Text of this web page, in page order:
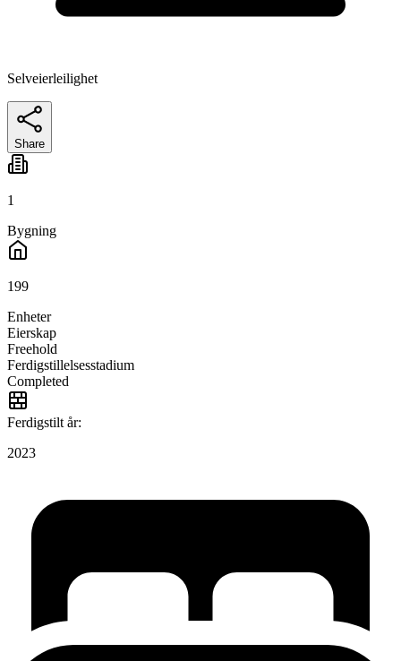
Selveierleilighet
Share
1
Bygning
199
Enheter
Eierskap
Freehold
Ferdigstillelsesstadium
Completed
Ferdigstilt år:
2023